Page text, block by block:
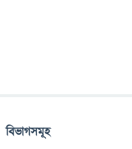
বিভাগসমূহ